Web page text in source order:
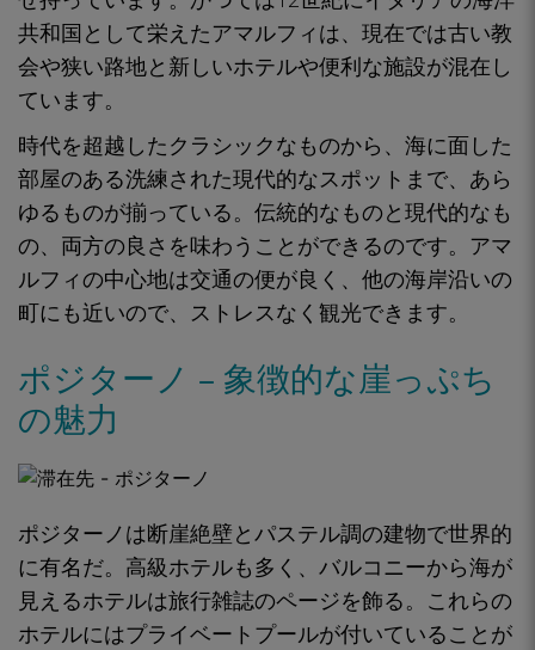
共和国として栄えたアマルフィは、現在では古い教
会や狭い路地と新しいホテルや便利な施設が混在し
ています。
時代を超越したクラシックなものから、 海に面した
部屋のある洗練された現代的なスポットまで、あら
ゆるものが揃っている。伝統的なものと現代的なも
の、両方の良さを味わうことができるのです。アマ
ルフィの中心地は交通の便が良く、他の海岸沿いの
町にも近いので、ストレスなく観光できます。
ポジターノ – 象徴的な崖っぷち
の魅力
ポジターノは断崖絶壁とパステル調の建物で世界的
に有名だ。高級ホテルも多く、 バルコニーから海が
見えるホテルは旅行雑誌のページを飾る。これらの
ホテルにはプライベートプールが付いていることが